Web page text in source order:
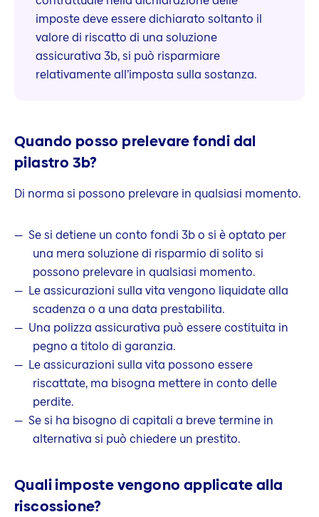
imposte deve essere dichiarato soltanto il
valore di riscatto di una soluzione
assicurativa 3b, si può risparmiare
relativamente all’imposta sulla sostanza.
Quando posso prelevare fondi dal
pilastro 3b?
Di norma si possono prelevare in qualsiasi momento.
Se si detiene un conto fondi 3b o si è optato per
una mera soluzione di risparmio di solito si
possono prelevare in qualsiasi momento.
Le assicurazioni sulla vita vengono liquidate alla
scadenza o a una data prestabilita.
Una polizza assicurativa può essere costituita in
pegno a titolo di garanzia.
Le assicurazioni sulla vita possono essere
riscattate, ma bisogna mettere in conto delle
perdite.
Se si ha bisogno di capitali a breve termine in
alternativa si può chiedere un prestito.
Quali imposte vengono applicate alla
riscossione?